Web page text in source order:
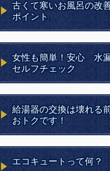
古くて寒いお風呂の改
ポイント
女性も簡単！安心 水
セルフチェック
給湯器の交換は壊れる
おトクです！
エコキュートって何？